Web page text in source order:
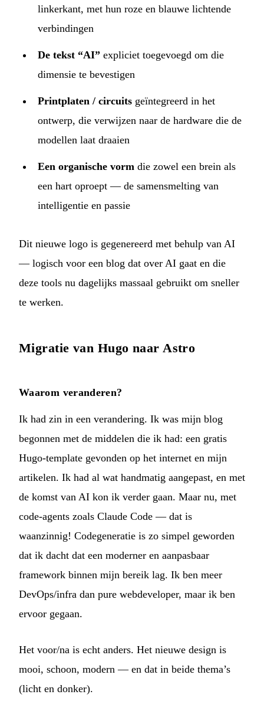
linkerkant, met hun roze en blauwe lichtende
verbindingen
De tekst “AI” expliciet toegevoegd om die
dimensie te bevestigen
Printplaten / circuits geïntegreerd in het
ontwerp, die verwijzen naar de hardware die de
modellen laat draaien
Een organische vorm die zowel een brein als
een hart oproept — de samensmelting van
intelligentie en passie
Dit nieuwe logo is gegenereerd met behulp van AI
— logisch voor een blog dat over AI gaat en die
deze tools nu dagelijks massaal gebruikt om sneller
te werken.
Migratie van Hugo naar Astro
Waarom veranderen?
Ik had zin in een verandering. Ik was mijn blog
begonnen met de middelen die ik had: een gratis
Hugo-template gevonden op het internet en mijn
artikelen. Ik had al wat handmatig aangepast, en met
de komst van AI kon ik verder gaan. Maar nu, met
code-agents zoals Claude Code — dat is
waanzinnig! Codegeneratie is zo simpel geworden
dat ik dacht dat een moderner en aanpasbaar
framework binnen mijn bereik lag. Ik ben meer
DevOps/infra dan pure webdeveloper, maar ik ben
ervoor gegaan.
Het voor/na is echt anders. Het nieuwe design is
mooi, schoon, modern — en dat in beide thema’s
(licht en donker).